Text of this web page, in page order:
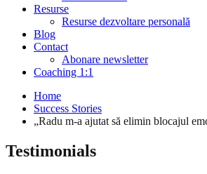
Resurse
Resurse dezvoltare personală
Blog
Contact
Abonare newsletter
Coaching 1:1
Home
Success Stories
„Radu m-a ajutat să elimin blocajul
Testimonials